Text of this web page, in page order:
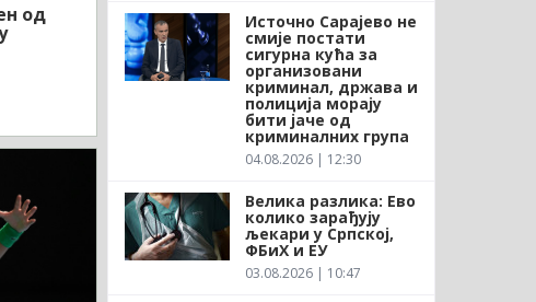
од Источно Сарајево не
смије постати
сигурна кућа за
организовани
криминал, држава и
полиција морају
бити јаче од
криминалних група
04.08.2026 | 12:30
Велика разлика: Ево
колико зарађују
љекари у Српској,
ФБиХ и ЕУ
03.08.2026 | 10:47